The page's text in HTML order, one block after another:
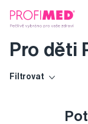
Pro děti
Filtrovat